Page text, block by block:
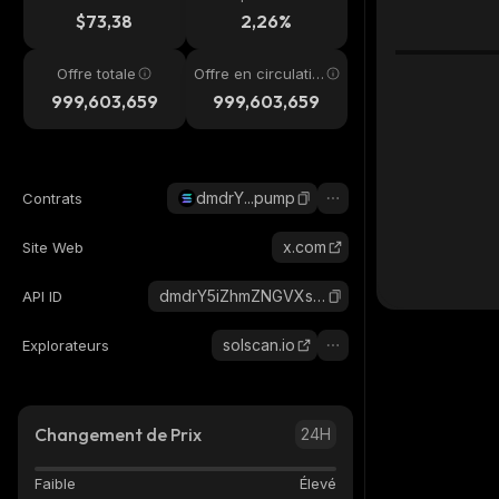
$73,38 2,26%
Offre totale
999,603,659
Offre en circulatio
999,603,659
Contrats dmdrY...pump
Site Web x.com
API ID dmdrY5iZhmZNGVXsPqAXuAXJ2nP3U8LCfBHA8MGpump_solana
Explorateurs solscan.io
Changement de Prix 24H
Faible Élevé